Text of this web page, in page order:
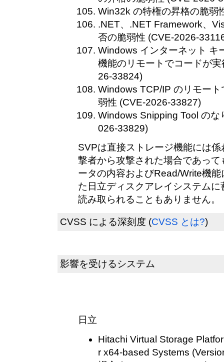
Win32k の特権の昇格の脆弱
.NET、.NET Framework、
否の脆弱性 (CVE-2026-
Windows インターネット キ
機能のリモートでコードが
26-33824)
Windows TCP/IP のリモー
弱性 (CVE-2026-33827)
Windows Snipping Tool のな
026-33829)
SVPは直接ストレージ機能には
撃者から攻撃された場合であっ
ータの内容およびRead/Write機
た日立ディスクアレイシステム
読み取られることもありません。
CVSS による深刻度 (CVSS とは?)
影響を受けるシステム
日立
Hitachi Virtual Storage
r x64-based Systems